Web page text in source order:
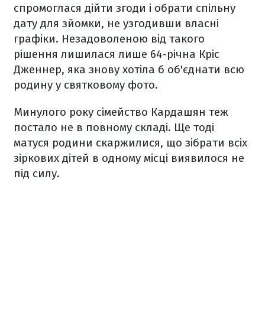
спромоглася дійти згоди і обрати спільну
дату для зйомки, не узгодивши власні
графіки. Незадоволеною від такого
рішення лишилася лише 64-річна Кріс
Дженнер, яка знову хотіла б об'єднати всю
родину у святковому фото.
Минулого року сімейство Кардашян теж
постало не в повному складі. Ще тоді
матуся родини скаржилися, що зібрати всіх
зіркових дітей в одному місці виявилося не
під силу.